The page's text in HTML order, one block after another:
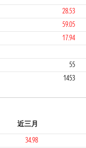
28.53
59.05
17.94
4
55
1453
近三月
34.98